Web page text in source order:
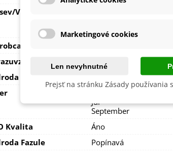
výsadba
Júl
September
Kvalita
Áno
Fazule
Popínavá
Marketingové cookies
Len nevyhnutné
Prejsť na stránku Zásady používania